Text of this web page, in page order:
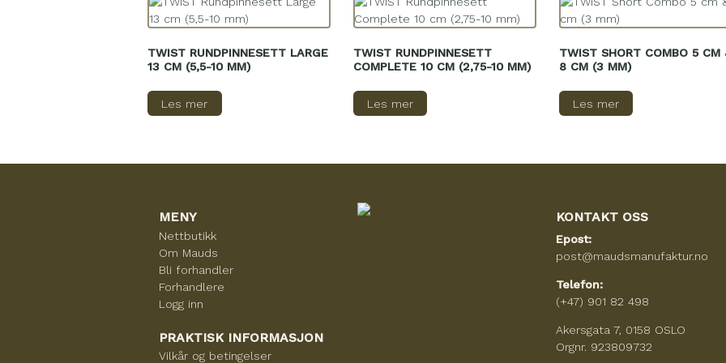
TWIST RUNDPINNESETT LARGE
13 CM (5,5-10 MM)
Les mer
TWIST RUNDPINNESETT
COMPLETE 10 CM (2,75-10 MM)
Les mer
TWIST SHORT COMBO 5 CM
8 CM (3 MM)
Les mer
MENY
Nettbutikk
Om Mauds
Bli forhandler
Forhandlere
Logg inn
PRAKTISK INFORMASJON
Vilkår og betingelser
KONTAKT OSS
Epost:
post@maudsmanufaktur.no
Telefon:
(+47) 901 82 498
Akersgata 7, 0158 OSLO
Orgnr. 923809732